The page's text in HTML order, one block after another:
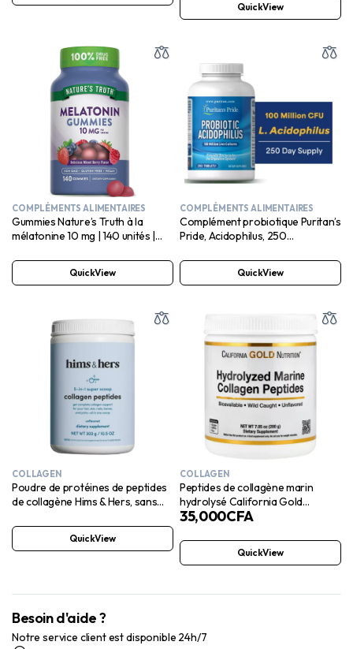
QuickView
COMPLÉMENTS ALIMENTAIRES
Gummies Nature’s Truth à la
mélatonine 10 mg | 140 unités |
végétalien, sans OGM et sans
gluten
QuickView
COMPLÉMENTS ALIMENTAIRES
Complément probiotique Puritan’s
Pride, Acidophilus, 250
QuickView
COLLAGEN
Poudre de protéines de peptides
de collagène Hims & Hers, sans
QuickView
COLLAGEN
Peptides de collagène marin
hydrolysé California Gold
Nutrition, sans saveur, 200 g
35,000CFA
QuickView
Besoin d'aide ?
Notre service client est disponible 24h/7